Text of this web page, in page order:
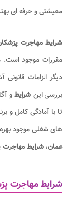
معیشتی و حرفه ای
شرایط مهاجرت
مقررات موجود است.
دیگر الزامات قانونی
بررسی این شرایطو
تا با آمادگی کامل و
های شغلی موجود
عمان، شرایط مهاجرت
شرایط مهاجرت